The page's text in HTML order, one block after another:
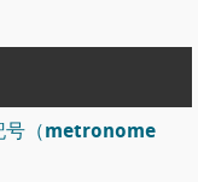
号（metronome